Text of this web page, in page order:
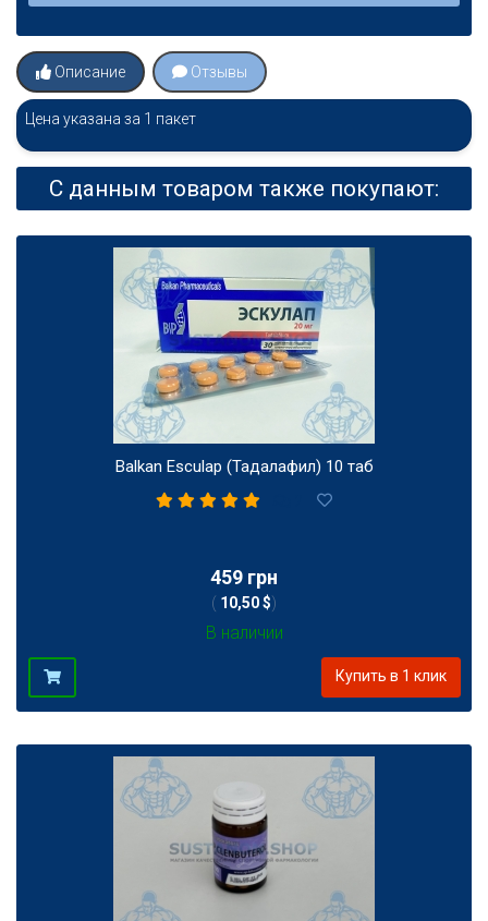
Описание Отзывы
Цена указана за 1 пакет
С данным товаром также покупают:
Balkan Esculap (Тадалафил) 10 таб
459 грн
( 10,50 $)
В наличии
Купить в 1 клик